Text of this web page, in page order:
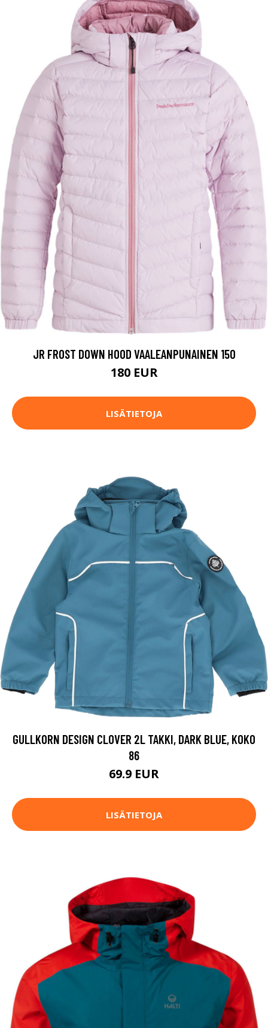
JR FROST DOWN HOOD VAALEANPUNAINEN 150
180 EUR
LISÄTIETOJA
GULLKORN DESIGN CLOVER 2L TAKKI, DARK BLUE, KOKO
86
69.9 EUR
LISÄTIETOJA